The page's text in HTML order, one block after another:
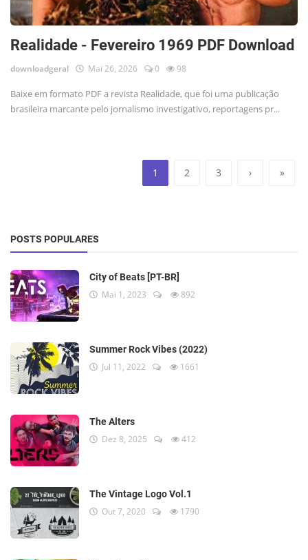
Realidade - Fevereiro 1969 PDF Download
downloadgeral Mai 26, 2026 0 98
Baixe em formato PDF a revista Realidade, que foi uma publicação
brasileira marcante pelo jornalismo investigativo, reportagens pr...
1 2 3 › »
POSTS POPULARES
City of Beats [PT-BR]
Mai 1, 2023 892
Summer Rock Vibes (2022)
Jul 11, 2022 1661
The Alters
Dez 8, 2025 412
The Vintage Logo Vol.1
Out 7, 2020 1790